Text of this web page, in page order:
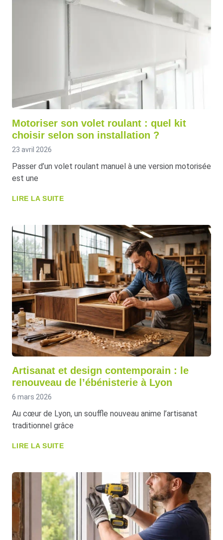
Motoriser son volet roulant : quel kit
choisir selon son installation ?
23 avril 2026
Passer d’un volet roulant manuel à une version motorisée
est une
LIRE LA SUITE
Artisanat et design contemporain : le
renouveau de l’ébénisterie à Lyon
6 mars 2026
Au cœur de Lyon, un souffle nouveau anime l’artisanat
traditionnel grâce
LIRE LA SUITE